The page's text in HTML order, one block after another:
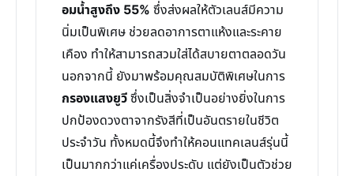
อมน้ำสูงถึง 55% ซึ่งส่งผลให้ตัวเลนส์มีความ
นิ่มเป็นพิเศษ ช่วยลดอาการตาแห้งและระคาย
เคือง ทำให้สามารถสวมใส่ได้สบายตาตลอดวัน
นอกจากนี้ ยังมาพร้อมคุณสมบัติพิเศษในการ
กรองแสงยูวีซึ่งเป็นสิ่งจำเป็นอย่างยิ่งในการ
ปกป้องดวงตาจากรังสีที่เป็นอันตรายในชีวิต
ประจำวัน ทั้งหมดนี้จึงทำให้คอนแทคเลนส์รุ่นนี้
เป็นมากกว่าแค่เครื่องประดับ แต่ยังเป็นตัวช่วย